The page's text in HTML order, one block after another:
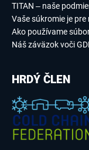
TITAN – naše
Vaše súkromie je pre
Ako používame
Náš záväzok voči
HRDÝ ČLEN